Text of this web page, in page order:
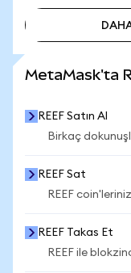
MetaMask'ta
REEF Satın Al
Birkaç
REEF Sat
REEF
REEF Takas Et
REEF ile